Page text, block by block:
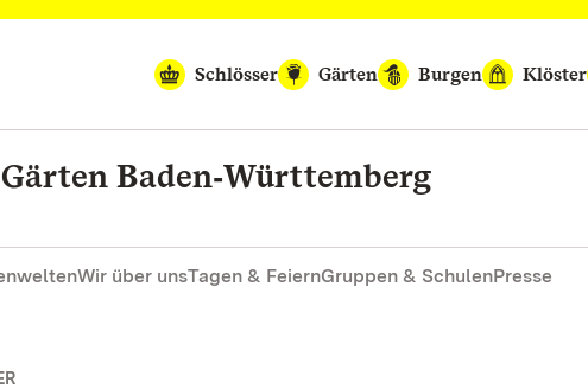
Schlösser
Gärten Burgen Klöster
Baden‑Württemberg
Wir über unsTagen & FeiernGruppen & SchulenPresse